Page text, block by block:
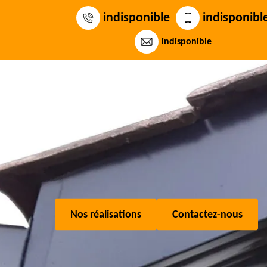
indisponible
indisponible
Nos réalisations Contactez-nous